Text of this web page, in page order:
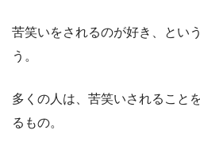
苦笑いをされるのが好き、とい
う。
多くの人は、苦笑いされること
るもの。